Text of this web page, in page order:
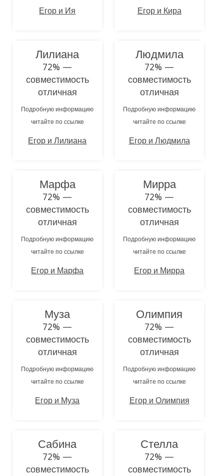
Егор и Ия Егор и Кира
Лилиана
72% —
совместимость
отличная
Подробную информацию
читайте по ссылке
Егор и Лилиана
Людмила
72% —
совместимость
отличная
Подробную информацию
читайте по ссылке
Егор и Людмила
Марфа
72% —
совместимость
отличная
Подробную информацию
читайте по ссылке
Егор и Марфа
Мирра
72% —
совместимость
отличная
Подробную информацию
читайте по ссылке
Егор и Мирра
Муза
72% —
совместимость
отличная
Подробную информацию
читайте по ссылке
Егор и Муза
Олимпия
72% —
совместимость
отличная
Подробную информацию
читайте по ссылке
Егор и Олимпия
Сабина
72% —
совместимость
Стелла
72% —
совместимость